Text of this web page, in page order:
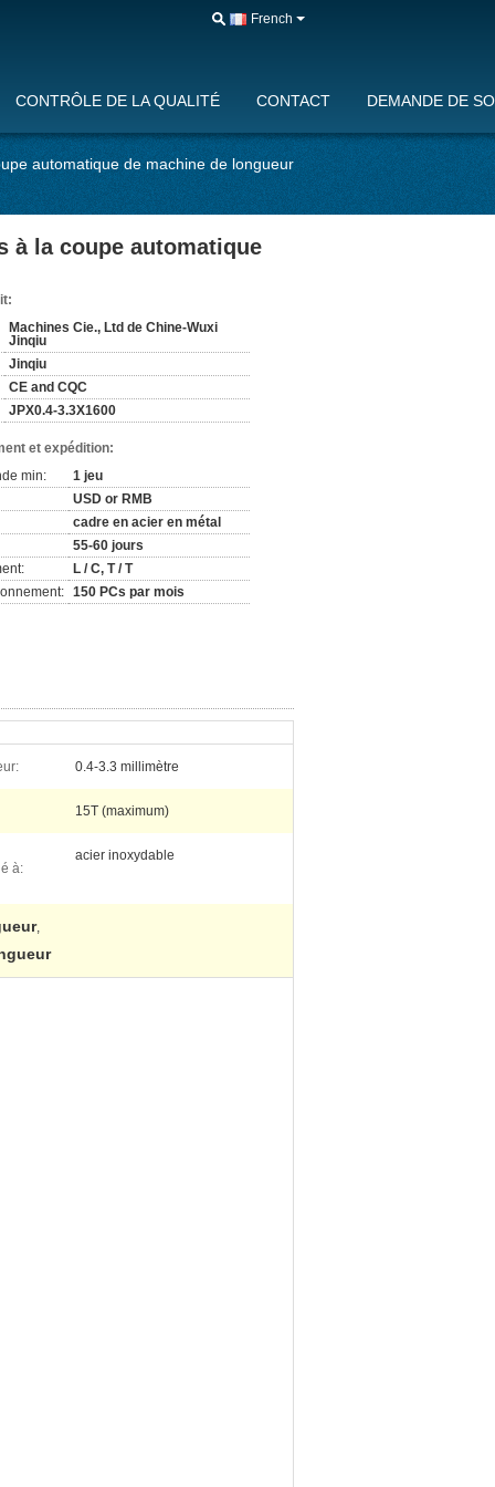
French
CONTRÔLE DE LA QUALITÉ CONTACT DEMANDE DE
automatique de machine de longueur
à la coupe automatique
Machines Cie., Ltd de Chine-Wuxi
Jinqiu
Jinqiu
CE and CQC
JPX0.4-3.3X1600
et expédition:
min:
1 jeu
USD or RMB
cadre en acier en métal
55-60 jours
L / C, T / T
150 PCs par mois
0.4-3.3 millimètre
15T (maximum)
à:
acier inoxydable
,